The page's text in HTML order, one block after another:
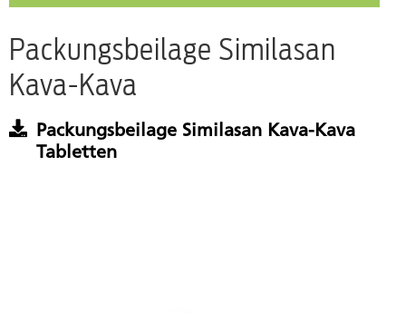
Packungsbeilage Similasan
Kava-Kava
Packungsbeilage Similasan Kava-Kava
Tabletten